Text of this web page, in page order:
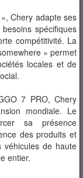
Chery adapte ses
spécifiques
compétitivité. La
» permet
locales et de
7 PRO, Chery
mondiale. Le
sa présence
des produits et
véhicules de haute
entier.